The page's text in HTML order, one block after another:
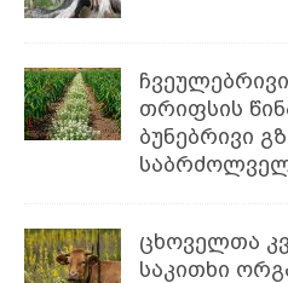
თრიფსის
ბუნებრივი
ცხოველთა
საკითხი